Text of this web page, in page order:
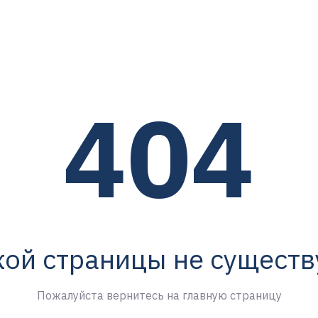
404
страницы не
Пожалуйста вернитесь на главную страницу